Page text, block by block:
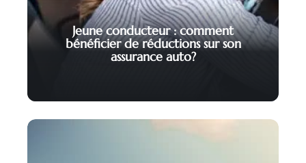
Jeune conducteur : comment
bénéficier de réductions sur son
assurance auto?